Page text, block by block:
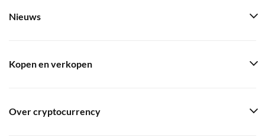
Nieuws
Kopen en verkopen
Over cryptocurrency